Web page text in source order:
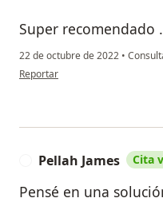
Super recomendado .
22 de octubre de 2022 •
en opinión del usuario Tatiana
Reportar
Pellah James Cita
Pensé en una